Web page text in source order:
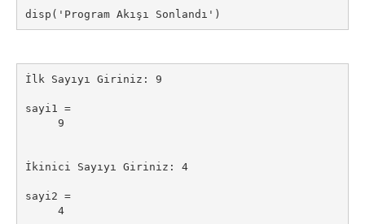
disp('Program Akışı Sonlandı')
İlk Sayıyı Giriniz: 9
sayi1 =
9
İkinici Sayıyı Giriniz: 4
sayi2 =
4